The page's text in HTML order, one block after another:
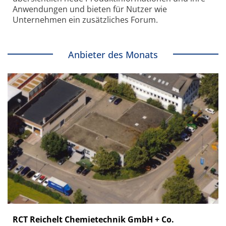
Anwendungen und bieten für Nutzer wie
Unternehmen ein zusätzliches Forum.
Anbieter des Monats
RCT Reichelt Chemietechnik GmbH + Co.